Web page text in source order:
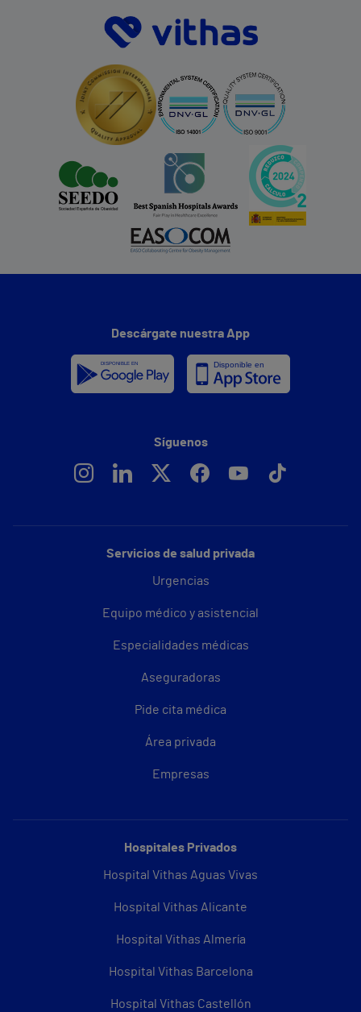
Servicios de salud privada
Urgencias
Equipo médico y asistencial
Especialidades médicas
Aseguradoras
Pide cita médica
Área privada
Empresas
Hospitales Privados
Hospital Vithas Aguas Vivas
Hospital Vithas Alicante
Hospital Vithas Almería
Hospital Vithas Barcelona
Hospital Vithas Castellón
Descárgate nuestra App
Síguenos